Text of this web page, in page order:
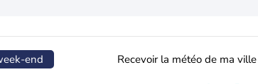
end Recevoir la météo de ma ville